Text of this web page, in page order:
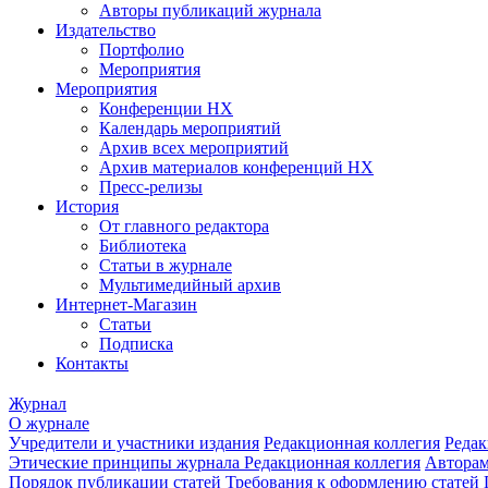
Авторы публикаций журнала
Издательство
Портфолио
Мероприятия
Мероприятия
Конференции НХ
Календарь мероприятий
Архив всех мероприятий
Архив материалов конференций НХ
Пресс-релизы
История
От главного редактора
Библиотека
Статьи в журнале
Мультимедийный архив
Интернет-Магазин
Статьи
Подписка
Контакты
Журнал
О журнале
Учредители и участники издания Редакционная коллегия
Этические принципы журнала Редакционная коллегия
Порядок публикации статей Требования к оформлению статей